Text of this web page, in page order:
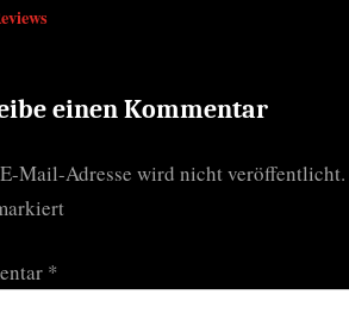
einen Kommentar
Mail-Adresse wird nicht veröffentlicht.
*